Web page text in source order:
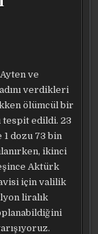
ve
verdikleri
ölümcül bir
tespit edildi. 23
1 dozu 73 bin
ikinci
Aktürk
için valilik
liralık